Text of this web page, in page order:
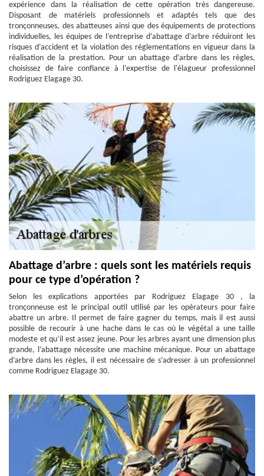
expérience dans la réalisation de cette opération très dangereuse.
Disposant de matériels professionnels et adaptés tels que des
tronçonneuses, des abatteuses ainsi que des équipements de protections
individuelles, les équipes de l’entreprise d’abattage d’arbre réduiront les
risques d’accident et la violation des réglementations en vigueur dans la
réalisation de la prestation. Pour un abattage d’arbre dans les règles,
choisissez de faire confiance à l’expertise de l'élagueur professionnel
Rodriguez Elagage 30.
Abattage d’arbre : quels sont les matériels requis
pour ce type d’opération ?
Selon les explications apportées par Rodriguez Elagage 30 , la
tronçonneuse est le principal outil utilisé par les opérateurs pour faire
abattre un arbre. Il permet de faire gagner du temps, mais il est aussi
possible de recourir à une hache dans le cas où le végétal a une taille
modeste et qu’il est assez jeune. Pour les arbres ayant une dimension plus
grande, l’abattage nécessite une machine mécanique. Pour un abattage
d’arbre dans les règles, il est nécessaire de s’adresser à un professionnel
comme Rodriguez Elagage 30.